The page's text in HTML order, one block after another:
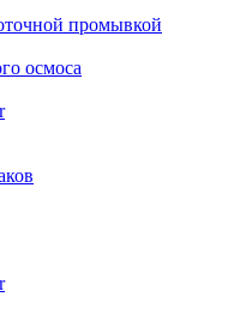
промывкой
осмоса